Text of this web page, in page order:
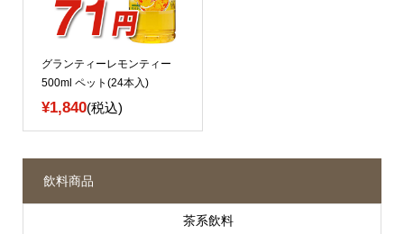
グランティーレモンティー
500ml ペット(24本入)
¥1,840(税込)
飲料商品
茶系飲料